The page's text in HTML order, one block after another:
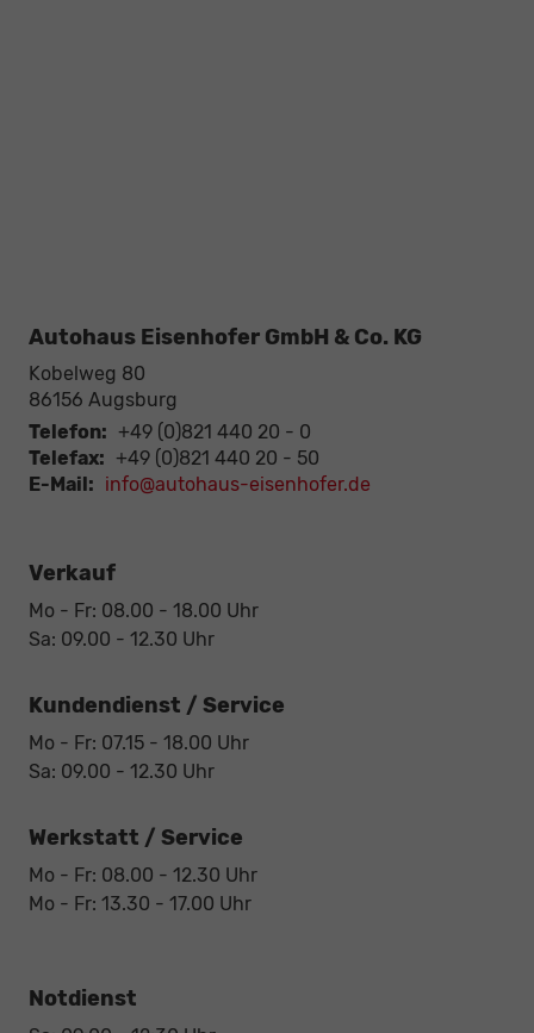
Autohaus Eisenhofer GmbH & Co. KG
Kobelweg 80
86156 Augsburg
Telefon: +49 (0)821 440 20 - 0
Telefax: +49 (0)821 440 20 - 50
E-Mail: info@autohaus-eisenhofer.de
Verkauf
Mo - Fr: 08.00 - 18.00 Uhr
Sa: 09.00 - 12.30 Uhr
Kundendienst / Service
Mo - Fr: 07.15 - 18.00 Uhr
Sa: 09.00 - 12.30 Uhr
Werkstatt / Service
Mo - Fr: 08.00 - 12.30 Uhr
Mo - Fr: 13.30 - 17.00 Uhr
Notdienst